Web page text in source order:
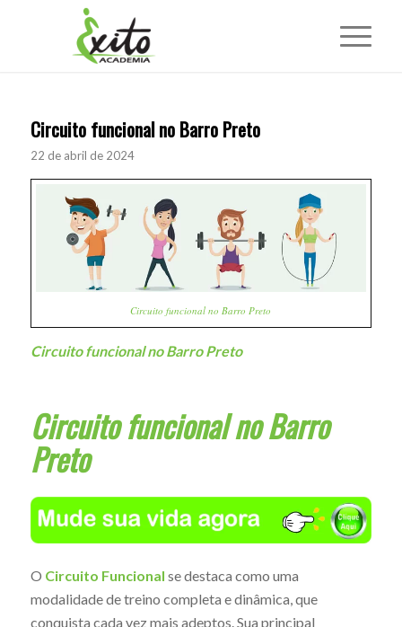
Circuito funcional no Barro Preto
22 de abril de 2024
Circuito funcional no Barro Preto
Circuito funcional no Barro Preto
Circuito funcional no Barro
Preto
O Circuito Funcional se destaca como uma
modalidade de treino completa e dinâmica, que
conquista cada vez mais adeptos. Sua principal